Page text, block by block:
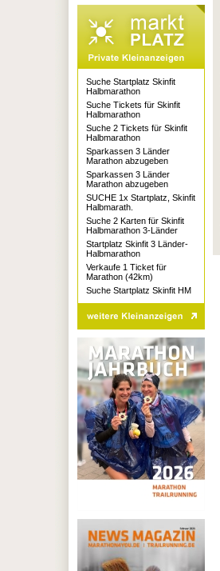
Suche Startplatz Skinfit
Halbmarathon
Suche Tickets für Skinfit
Halbmarathon
Suche 2 Tickets für Skinfit
Halbmarathon
Sparkassen 3 Länder
Marathon abzugeben
Sparkassen 3 Länder
Marathon abzugeben
SUCHE 1x Startplatz, Skinfit
Halbmarath.
Suche 2 Karten für Skinfit
Halbmarathon 3-Länder
Startplatz Skinfit 3 Länder-
Halbmarathon
Verkaufe 1 Ticket für
Marathon (42km)
Suche Startplatz Skinfit HM